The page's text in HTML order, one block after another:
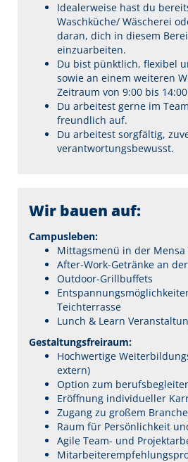
Idealerweise hast du
Waschküche/ Wäscherei
daran, dich in diesem
einzuarbeiten.
Du bist pünktlich, flexibel
sowie an einem weiteren
Zeitraum von 9:00 bis
Du arbeitest gerne im
freundlich auf.
Du arbeitest sorgfältig,
verantwortungsbewusst.
Wir bauen auf:
Campusleben:
Mittagsmenü in der Mensa
After-Work-Getränke an
Outdoor-Grillbuffets
Teichterrasse
Lunch & Learn
Gestaltungsfreiraum:
Hochwertige
extern)
Option zum
Eröffnung individueller
Zugang zu großem
Raum für Persönlichkeit
Agile Team- und